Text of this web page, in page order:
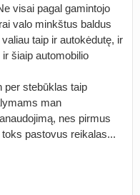
visai pagal gamintojo
valo minkštus baldus
taip ir autokėdutę, ir
šiaip automobilio
per stebūklas taip
man
nes pirmus
pastovus reikalas...